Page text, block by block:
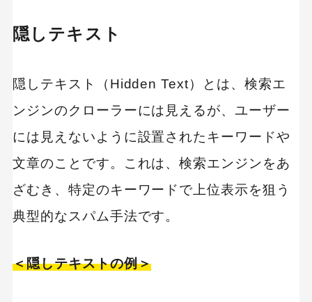
隠しテキスト
隠しテキスト（Hidden Text）とは、検索エ
ンジンのクローラーには見えるが、ユーザー
には見えないように設置されたキーワードや
文章のことです。これは、検索エンジンをあ
ざむき、特定のキーワードで上位表示を狙う
典型的なスパム手法です。
＜隠しテキストの例＞